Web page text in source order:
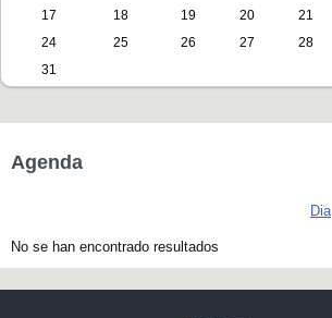
English Català
17
18 19 20 21
24
25 26 27 28
31
Agenda
Dia
No se han encontrado resultados